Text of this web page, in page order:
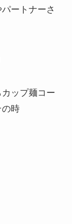
ートナーさ
ップ麺コー
の時